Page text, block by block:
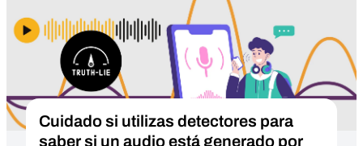
Cuidado si utilizas detectores para
saber si un audio está generado por